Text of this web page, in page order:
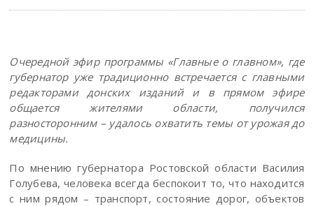
Очередной эфир программы «Главные о главном», где
губернатор уже традиционно встречается с главными
редакторами донских изданий и в прямом эфире
общается жителями области, получился
разносторонним – удалось охватить темы от урожая до
медицины.
По мнению губернатора Ростовской области Василия
Голубева, человека всегда беспокоит то, что находится
с ним рядом – транспорт, состояние дорог, объектов